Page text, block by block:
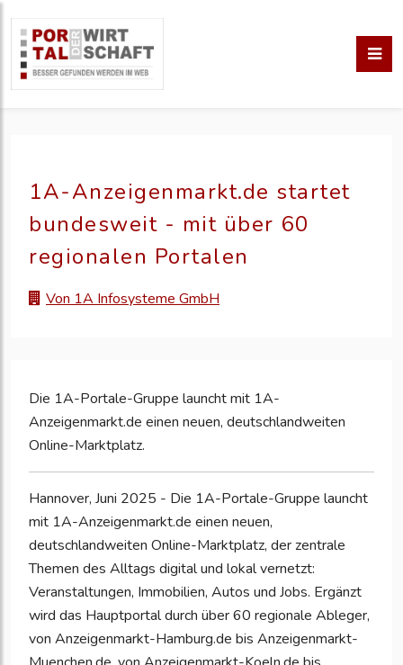
1A-Anzeigenmarkt.de startet
bundesweit - mit über 60
regionalen Portalen
Von 1A Infosysteme GmbH
Die 1A-Portale-Gruppe launcht mit 1A-
Anzeigenmarkt.de einen neuen, deutschlandweiten
Online-Marktplatz.
Hannover, Juni 2025 - Die 1A-Portale-Gruppe launcht
mit 1A-Anzeigenmarkt.de einen neuen,
deutschlandweiten Online-Marktplatz, der zentrale
Themen des Alltags digital und lokal vernetzt:
Veranstaltungen, Immobilien, Autos und Jobs. Ergänzt
wird das Hauptportal durch über 60 regionale Ableger,
von Anzeigenmarkt-Hamburg.de bis Anzeigenmarkt-